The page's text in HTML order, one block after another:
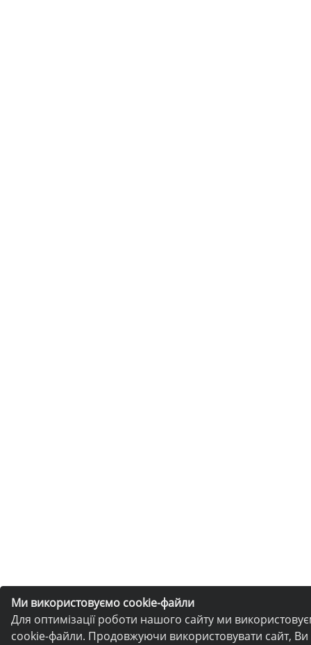
Ми використовуємо cookie-файли
Для оптимізації роботи нашого сайту ми
cookie-файли. Продовжуючи використовувати сайт, Ви